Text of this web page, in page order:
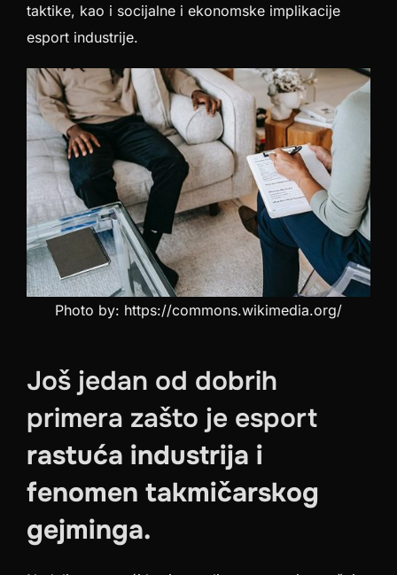
taktike, kao i socijalne i ekonomske implikacije
esport industrije.
Photo by: https://commons.wikimedia.org/
Još jedan od dobrih
primera zašto je esport
rastuća industrija i
fenomen takmičarskog
gejminga.